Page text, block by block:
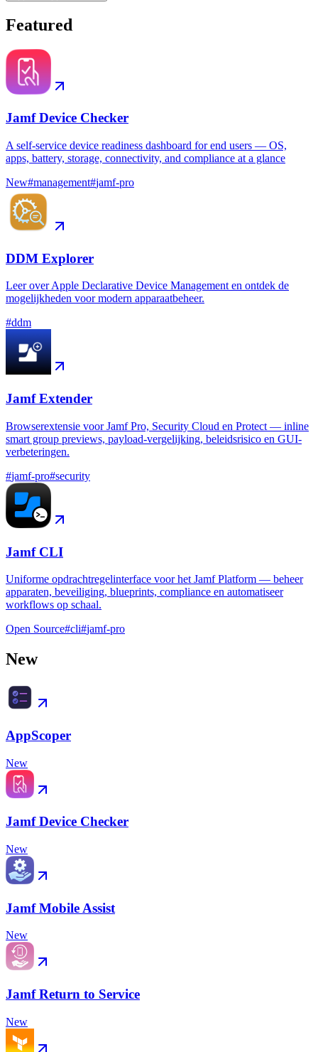
Featured
Jamf Device Checker
A self-service device readiness dashboard for end users — OS,
apps, battery, storage, connectivity, and compliance at a glance
New#management#jamf-pro
DDM Explorer
Leer over Apple Declarative Device Management en ontdek de
mogelijkheden voor modern apparaatbeheer.
#ddm
Jamf Extender
Browserextensie voor Jamf Pro, Security Cloud en Protect — inline
smart group previews, payload-vergelijking, beleidsrisico en GUI-
verbeteringen.
#jamf-pro#security
Jamf CLI
Uniforme opdrachtregelinterface voor het Jamf Platform — beheer
apparaten, beveiliging, blueprints, compliance en automatiseer
workflows op schaal.
Open Source#cli#jamf-pro
New
AppScoper
New
Jamf Device Checker
New
Jamf Mobile Assist
New
Jamf Return to Service
New